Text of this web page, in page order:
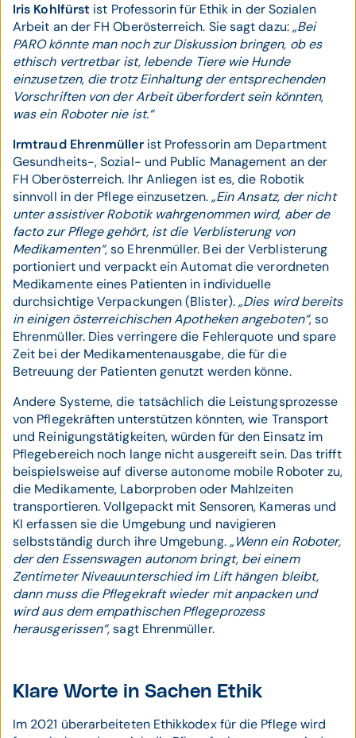
Iris Kohlfürst ist Professorin für Ethik in der Sozialen
Arbeit an der FH Oberösterreich. Sie sagt dazu:„Bei
PARO könnte man noch zur Diskussion bringen, ob es
ethisch vertretbar ist, lebende Tiere wie Hunde
einzusetzen, die trotz Einhaltung der entsprechenden
Vorschriften von der Arbeit überfordert sein könnten,
was ein Roboter nie ist.“
Irmtraud Ehrenmüllerist Professorin am Department
Gesundheits-, Sozial- und Public Management an der
FH Oberösterreich. Ihr Anliegen ist es, die Robotik
sinnvoll in der Pflege einzusetzen.„Ein Ansatz, der nicht
unter assistiver Robotik wahrgenommen wird, aber de
facto zur Pflege gehört, ist die Verblisterung von
Medikamenten“,so Ehrenmüller. Bei der Verblisterung
portioniert und verpackt ein Automat die verordneten
Medikamente eines Patienten in individuelle
durchsichtige Verpackungen (Blister).„Dies wird bereits
in einigen österreichischen Apotheken angeboten“, so
Ehrenmüller. Dies verringere die Fehlerquote und spare
Zeit bei der Medikamentenausgabe, die für die
Betreuung der Patienten genutzt werden könne.
Andere Systeme, die tatsächlich die Leistungsprozesse
von Pflegekräften unterstützen könnten, wie Transport
und Reinigungstätigkeiten, würden für den Einsatz im
Pflegebereich noch lange nicht ausgereift sein. Das trifft
beispielsweise auf diverse autonome mobile Roboter zu,
die Medikamente, Laborproben oder Mahlzeiten
transportieren. Vollgepackt mit Sensoren, Kameras und
KI erfassen sie die Umgebung und navigieren
selbstständig durch ihre Umgebung.„Wenn ein Roboter,
der den Essenswagen autonom bringt, bei einem
Zentimeter Niveauunterschied im Lift hängen bleibt,
dann muss die Pflegekraft wieder mit anpacken und
wird aus dem empathischen Pflegeprozess
herausgerissen“,sagt Ehrenmüller.
Klare Worte in Sachen Ethik
Im 2021 überarbeiteten Ethikkodex für die Pflege wird